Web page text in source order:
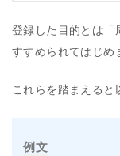
登録した目的とは「
すすめられてはじめ
これらを踏まえると
例文